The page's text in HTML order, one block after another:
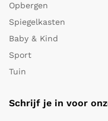
Opbergen
Spiegelkasten
Baby & Kind
Sport
Tuin
Schrijf je in voor